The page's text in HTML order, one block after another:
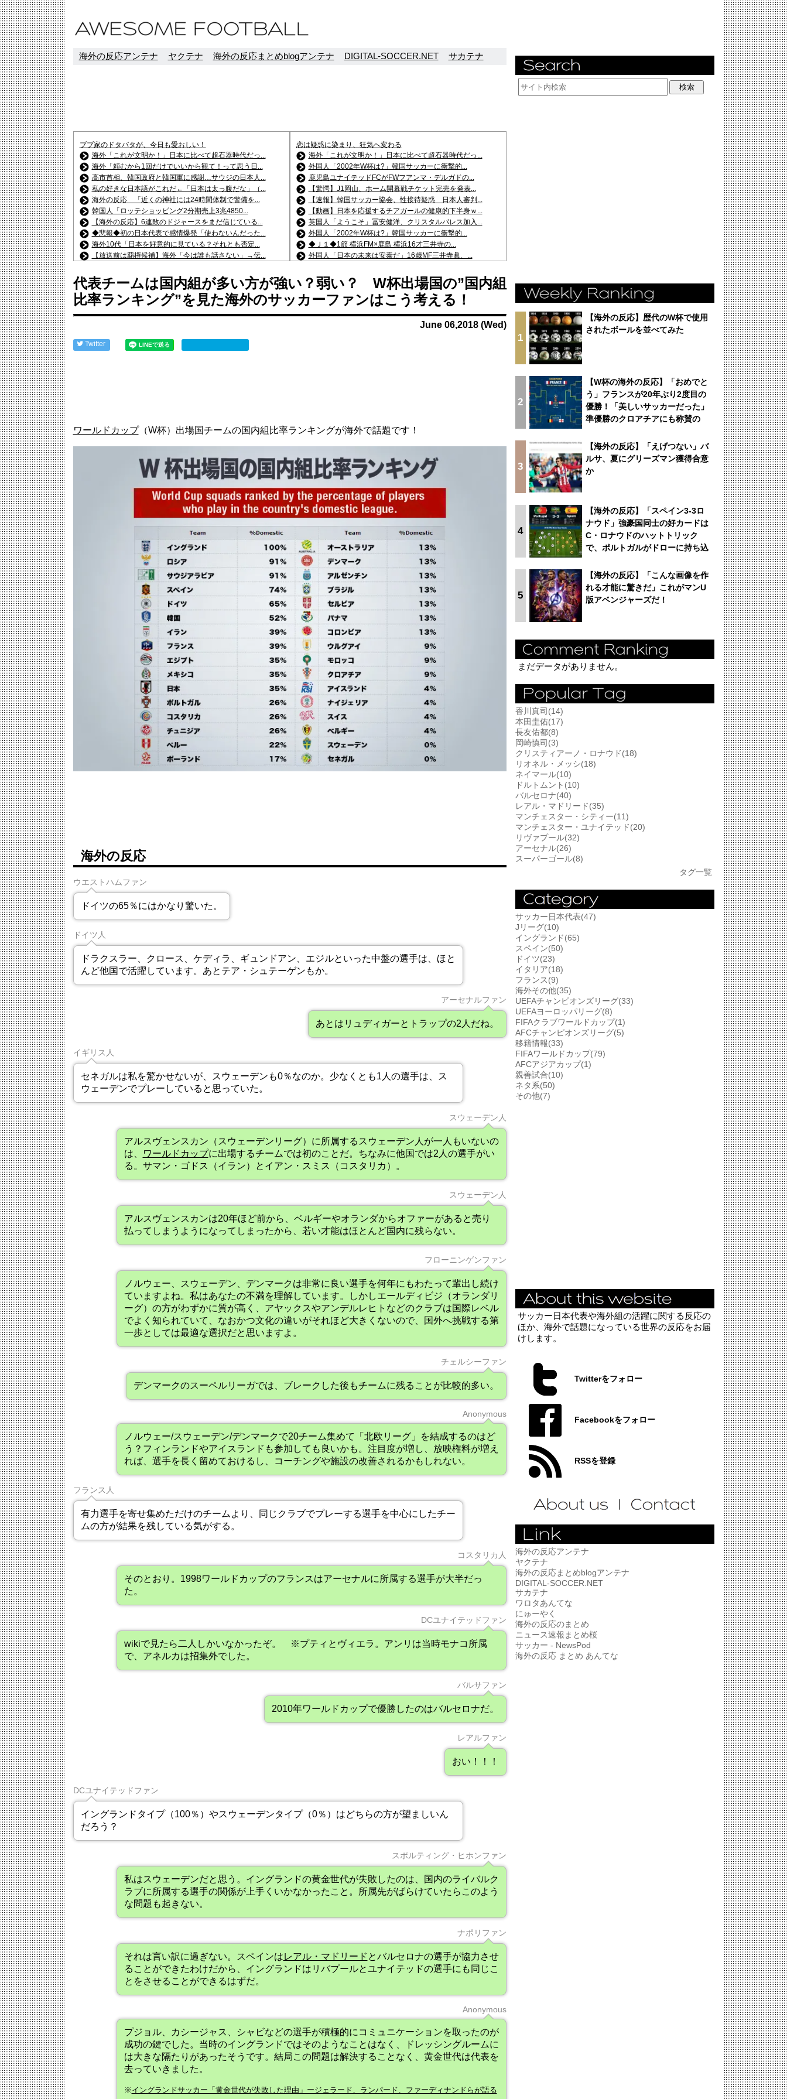
海外の反応アンテナ ヤクテナ 海外の反応まとめblogアンテナ DIGITAL-SOCCER.NET サカテナ
ブブ家のドタバタが、今日も愛おしい！
海外「これが文明か！」日本に比べて超石器時代だっ...
海外「頼むから1回だけでいいから観て！って思う日...
高市首相、韓国政府と韓国軍に感謝…サウジの日本人...
私の好きな日本語がこれだ←「日本は太っ腹だな」（...
海外の反応 「近くの神社には24時間体制で警備を...
韓国人「ロッテショッピング2分期売上3兆4850...
【海外の反応】6連敗のドジャースをまだ信じている...
◆悲報◆初の日本代表で感情爆発「使わないんだった...
海外10代「日本を好意的に見ている？それとも否定...
【放送前は覇権候補】海外「今は誰も話さない」→伝...
【海外の反応】アルゼンチン協会、FIFA会長に確...
韓国サッカー前監督を任意聴取…業務上背任などの容...
外国人「日本の未来は安泰だ」16歳MF三井寺眞、...
恋は疑惑に染まり、狂気へ変わる
海外「これが文明か！」日本に比べて超石器時代だっ...
外国人「2002年W杯は?」韓国サッカーに衝撃的...
鹿児島ユナイテッドFCがFWフアンマ・デルガドの...
【驚愕】J1岡山、ホーム開幕戦チケット完売を発表...
【速報】韓国サッカー協会、性接待疑惑 日本人審判...
【動画】日本を応援するチアガールの健康的下半身ｗ...
英国人「ようこそ」冨安健洋、クリスタルパレス加入...
外国人「2002年W杯は?」韓国サッカーに衝撃的...
◆Ｊ１◆1節 横浜FM×鹿島 横浜16才三井寺の...
外国人「日本の未来は安泰だ」16歳MF三井寺眞、...
日本代表DF冨安健洋の英プレミア・クリスタルパレ...
韓国サッカー前監督を任意聴取…業務上背任などの容...
...
Powered by livedoor 相互RSS
代表チームは国内組が多い方が強い？弱い？ W杯出場国の”国内組
比率ランキング”を見た海外のサッカーファンはこう考える！
June 06,2018 (Wed)
Twitter
ワールドカップ（W杯）出場国チームの国内組比率ランキングが海外で話題です！
海外の反応
ウエストハムファン
ドイツの65％にはかなり驚いた。
ドイツ人
ドラクスラー、クロース、ケディラ、ギュンドアン、エジルといった中盤の選手は、ほと
んど他国で活躍しています。あとテア・シュテーゲンもか。
アーセナルファン
あとはリュディガーとトラップの2人だね。
イギリス人
セネガルは私を驚かせないが、スウェーデンも0％なのか。少なくとも1人の選手は、ス
ウェーデンでプレーしていると思っていた。
スウェーデン人
アルスヴェンスカン（スウェーデンリーグ）に所属するスウェーデン人が一人もいないの
は、
ワールドカップに出場するチームでは初のことだ。ちなみに他国では2人の選手がい
る。サマン・ゴドス（イラン）とイアン・スミス（コスタリカ）。
スウェーデン人
アルスヴェンスカンは20年ほど前から、ベルギーやオランダからオファーがあると売り
払ってしまうようになってしまったから、若い才能はほとんど国内に残らない。
フローニンゲンファン
ノルウェー、スウェーデン、デンマークは非常に良い選手を何年にもわたって輩出し続け
ていますよね。私はあなたの不満を理解しています。しかしエールディビジ（オランダリ
ーグ）の方がわずかに質が高く、アヤックスやアンデルレヒトなどのクラブは国際レベル
でよく知られていて、なおかつ文化の違いがそれほど大きくないので、国外へ挑戦する第
一歩としては最適な選択だと思いますよ。
チェルシーファン
デンマークのスーペルリーガでは、ブレークした後もチームに残ることが比較的多い。
Anonymous
ノルウェー/スウェーデン/デンマークで20チーム集めて「北欧リーグ」を結成するのはど
う？フィンランドやアイスランドも参加しても良いかも。注目度が増し、放映権料が増え
れば、選手を長く留めておけるし、コーチングや施設の改善されるかもしれない。
フランス人
有力選手を寄せ集めただけのチームより、同じクラブでプレーする選手を中心にしたチー
ムの方が結果を残している気がする。
コスタリカ人
そのとおり。1998ワールドカップのフランスはアーセナルに所属する選手が大半だっ
た。
DCユナイテッドファン
wikiで見たら二人しかいなかったぞ。 ※プティとヴィエラ。アンリは当時モナコ所属
で、アネルカは招集外でした。
バルサファン
2010年ワールドカップで優勝したのはバルセロナだ。
レアルファン
おい！！！
DCユナイテッドファン
イングランドタイプ（100％）やスウェーデンタイプ（0％）はどちらの方が望ましいん
だろう？
スポルティング・ヒホンファン
私はスウェーデンだと思う。イングランドの黄金世代が失敗したのは、国内のライバルク
ラブに所属する選手の関係が上手くいかなかったこと。所属先がばらけていたらこのよう
な問題も起きない。
ナポリファン
それは言い訳に過ぎない。スペインはレアル・マドリード とバルセロナの選手が協力させ
ることができたわけだから、イングランドはリバプールとユナイテッドの選手にも同じこ
とをさせることができるはずだ。
Anonymous
プジョル、カシージャス、シャビなどの選手が積極的にコミュニケーションを取ったのが
成功の鍵でした。当時のイングランドではそのようなことはなく、ドレッシングルームに
は大きな隔たりがあったそうです。結局この問題は解決することなく、黄金世代は代表を
去っていきました。
※ イングランドサッカー「黄金世代が失敗した理由」ージェラード、ランパード、ファーディナンドらが語る
1
【海外の反応】歴代のW杯で使用
されたボールを並べてみた
2
【W杯の海外の反応】「おめでと
う」フランスが20年ぶり2度目の
優勝！「美しいサッカーだった」
準優勝のクロアチアにも称賛の
3
【海外の反応】「えげつない」バ
ルサ、夏にグリーズマン獲得合意
か
4
【海外の反応】「スペイン3-3ロ
ナウド」強豪国同士の好カードは
C・ロナウドのハットトリック
で、ポルトガルがドローに持ち込
5
【海外の反応】「こんな画像を作
れる才能に驚きだ」これがマンU
版アベンジャーズだ！
まだデータがありません。
香川真司(14)
本田圭佑(17)
長友佑都(8)
岡崎慎司(3)
クリスティアーノ・ロナウド(18)
リオネル・メッシ(18)
ネイマール(10)
ドルトムント(10)
バルセロナ(40)
レアル・マドリード(35)
マンチェスター・シティー(11)
マンチェスター・ユナイテッド(20)
リヴァプール(32)
アーセナル(26)
スーパーゴール(8)
タグ一覧
サッカー日本代表(47)
Jリーグ(10)
イングランド(65)
スペイン(50)
ドイツ(23)
イタリア(18)
フランス(9)
海外その他(35)
UEFAチャンピオンズリーグ(33)
UEFAヨーロッパリーグ(8)
FIFAクラブワールドカップ(1)
AFCチャンピオンズリーグ(5)
移籍情報(33)
FIFAワールドカップ(79)
AFCアジアカップ(1)
親善試合(10)
ネタ系(50)
その他(7)
サッカー日本代表や海外組の活躍に関する反応の
ほか、海外で話題になっている世界の反応をお届
けします。
Twitterをフォロー
Facebookをフォロー
RSSを登録
海外の反応アンテナ
ヤクテナ
海外の反応まとめblogアンテナ
DIGITAL-SOCCER.NET
サカテナ
ワロタあんてな
にゅーやく
海外の反応のまとめ
ニュース速報まとめ桜
サッカー - NewsPod
海外の反応 まとめ あんてな